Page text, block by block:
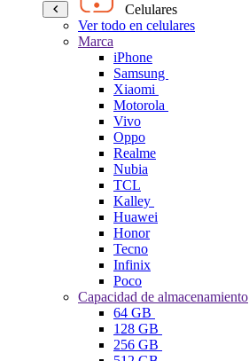
Celulares
Ver todo en celulares
Marca
iPhone
Samsung
Xiaomi
Motorola
Vivo
Oppo
Realme
Nubia
TCL
Kalley
Huawei
Honor
Tecno
Infinix
Poco
Capacidad de almacenamiento
64 GB
128 GB
256 GB